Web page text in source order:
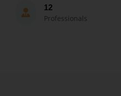
12
Professionals